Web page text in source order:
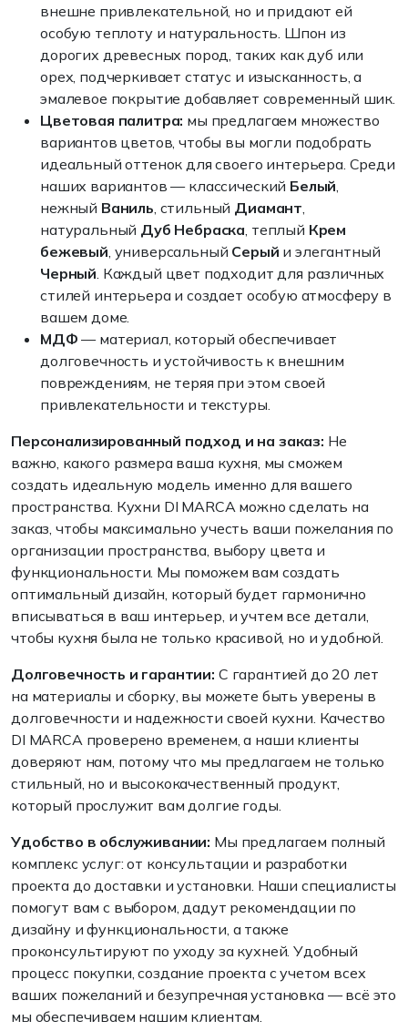
внешне привлекательной, но и придают ей
особую теплоту и натуральность. Шпон из
дорогих древесных пород, таких как дуб или
орех, подчеркивает статус и изысканность, а
эмалевое покрытие добавляет современный шик.
Цветовая палитра: мы предлагаем множество
вариантов цветов, чтобы вы могли подобрать
идеальный оттенок для своего интерьера. Среди
наших вариантов — классический Белый,
нежный Ваниль, стильный Диамант,
натуральный Дуб Небраска, теплый Крем
бежевый, универсальный Серый и элегантный
Черный. Каждый цвет подходит для различных
стилей интерьера и создает особую атмосферу в
вашем доме.
МДФ — материал, который обеспечивает
долговечность и устойчивость к внешним
повреждениям, не теряя при этом своей
привлекательности и текстуры.
Персонализированный подход и на заказ: Не
важно, какого размера ваша кухня, мы сможем
создать идеальную модель именно для вашего
пространства. Кухни DI MARCA можно сделать на
заказ, чтобы максимально учесть ваши пожелания по
организации пространства, выбору цвета и
функциональности. Мы поможем вам создать
оптимальный дизайн, который будет гармонично
вписываться в ваш интерьер, и учтем все детали,
чтобы кухня была не только красивой, но и удобной.
Долговечность и гарантии: С гарантией до 20 лет
на материалы и сборку, вы можете быть уверены в
долговечности и надежности своей кухни. Качество
DI MARCA проверено временем, а наши клиенты
доверяют нам, потому что мы предлагаем не только
стильный, но и высококачественный продукт,
который прослужит вам долгие годы.
Удобство в обслуживании: Мы предлагаем полный
комплекс услуг: от консультации и разработки
проекта до доставки и установки. Наши специалисты
помогут вам с выбором, дадут рекомендации по
дизайну и функциональности, а также
проконсультируют по уходу за кухней. Удобный
процесс покупки, создание проекта с учетом всех
ваших пожеланий и безупречная установка — всё это
мы обеспечиваем нашим клиентам.